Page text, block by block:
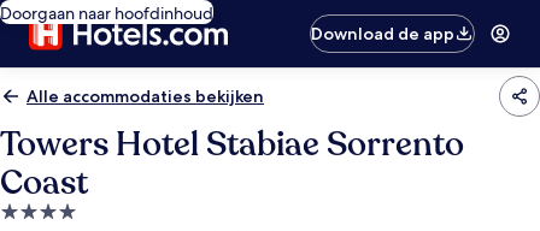
Doorgaan naar hoofdinhoud
Download de app
Alle accommodaties bekijken
Towers Hotel Stabiae Sorrento
Coast
4.0-